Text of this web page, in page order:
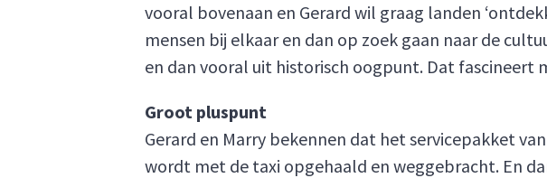
vooral bovenaan en Gerard wil graag landen
mensen bij elkaar en dan op zoek gaan naar de
en dan vooral uit historisch oogpunt. Dat fascineert
Groot pluspunt
Gerard en Marry bekennen dat het servicepakket
wordt met de taxi opgehaald en weggebracht. En